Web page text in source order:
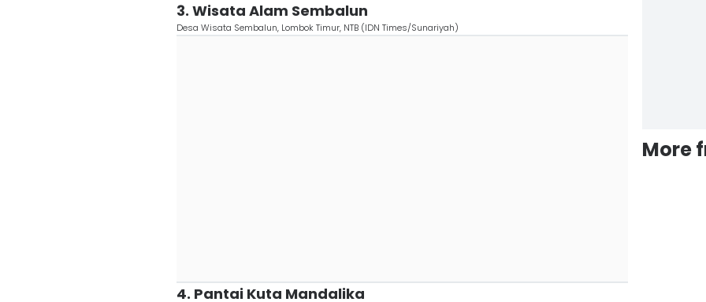
3. Wisata Alam Sembalun
Desa Wisata Sembalun, Lombok Timur, NTB (IDN Times/Sunariyah)
4. Pantai Kuta Mandalika
More